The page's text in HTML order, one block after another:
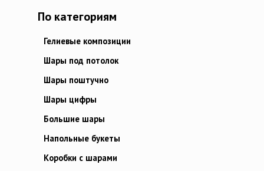
По категориям
Гелиевые композиции
Шары под потолок
Шары поштучно
Шары цифры
Большие шары
Напольные букеты
Коробки с шарами